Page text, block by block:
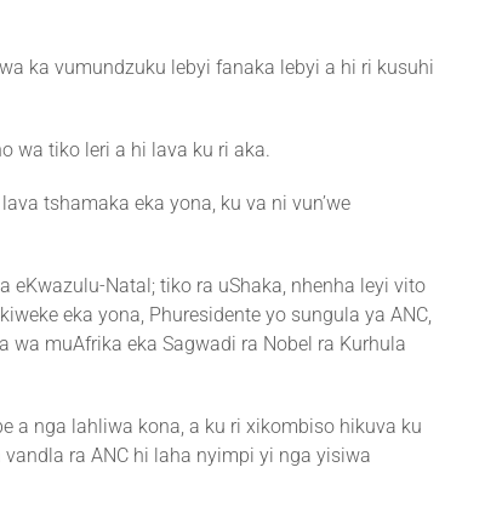
ka vumundzuku lebyi fanaka lebyi a hi ri kusuhi
wa tiko leri a hi lava ku ri aka.
tshamaka eka yona, ku va ni vun’we
Natal; tiko ra uShaka, nhenha leyi vito
eka yona, Phuresidente yo sungula ya ANC,
muAfrika eka Sagwadi ra Nobel ra Kurhula
a nga lahliwa kona, a ku ri xikombiso hikuva ku
ra ANC hi laha nyimpi yi nga yisiwa